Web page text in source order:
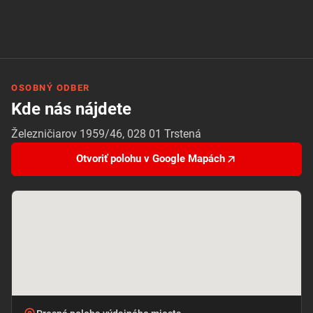
OSOBNÝ ODBER
Kde nás nájdete
Železničiarov 1959/46, 028 01 Trstená
Otvoriť polohu v Google Mapách